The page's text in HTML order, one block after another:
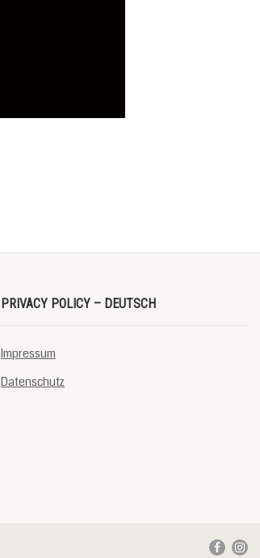
PRIVACY POLICY – DEUTSCH
Impressum
Datenschutz